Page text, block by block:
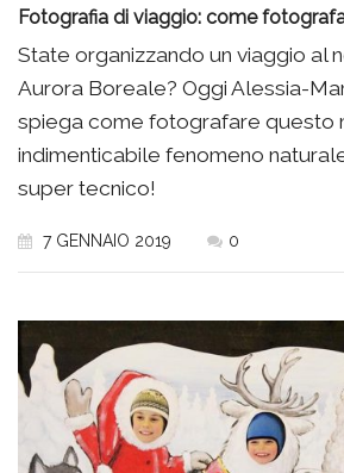
Fotografia di viaggio: come
State organizzando un viaggio al
Aurora Boreale? Oggi Alessia-
spiega come fotografare questo
indimenticabile fenomeno
super tecnico!
7 GENNAIO 2019 0